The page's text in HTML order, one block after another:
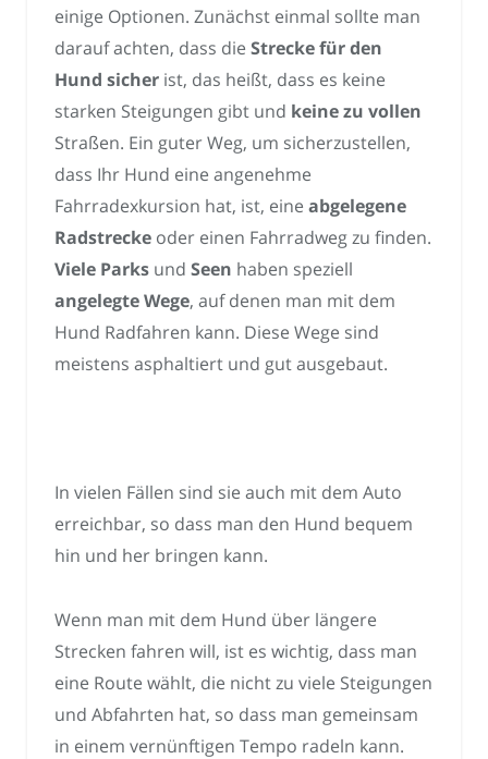
einige Optionen. Zunächst einmal sollte man
darauf achten, dass die Strecke für den
Hund sicher ist, das heißt, dass es keine
starken Steigungen gibt und keine zu vollen
Straßen. Ein guter Weg, um sicherzustellen,
dass Ihr Hund eine angenehme
Fahrradexkursion hat, ist, eine abgelegene
Radstrecke oder einen Fahrradweg zu finden.
Viele Parks und Seen haben speziell
angelegte Wege, auf denen man mit dem
Hund Radfahren kann. Diese Wege sind
meistens asphaltiert und gut ausgebaut.
In vielen Fällen sind sie auch mit dem Auto
erreichbar, so dass man den Hund bequem
hin und her bringen kann.
Wenn man mit dem Hund über längere
Strecken fahren will, ist es wichtig, dass man
eine Route wählt, die nicht zu viele Steigungen
und Abfahrten hat, so dass man gemeinsam
in einem vernünftigen Tempo radeln kann.